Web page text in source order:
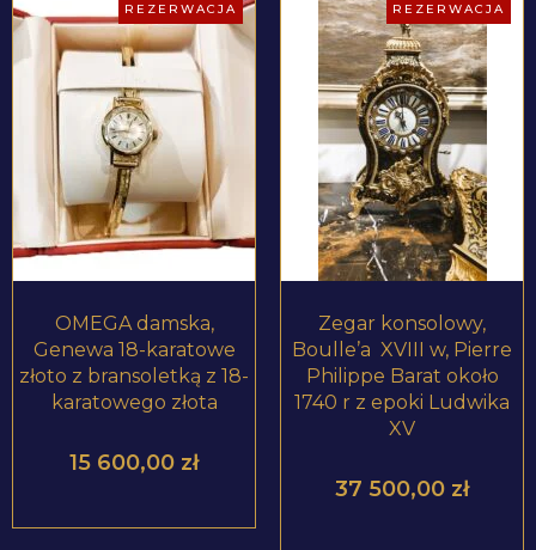
ZOBACZ PRODUKT
OMEGA damska,
Genewa 18-karatowe
złoto z bransoletką z 18-
karatowego złota
15 600,00 zł
REZERWACJA
ZOBACZ PRODUKT
Zegar konsolowy,
Boulle’a XVIII w, Pierre
Philippe Barat około
1740 r z epoki Ludwika
XV
37 500,00 zł
REZERWACJA